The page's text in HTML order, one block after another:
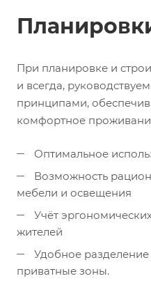
При планировке и
и всегда,
принципами,
комфортное
Оптимальное
Возможность
мебели и освещения
Учёт
жителей
Удобное
приватные зоны.